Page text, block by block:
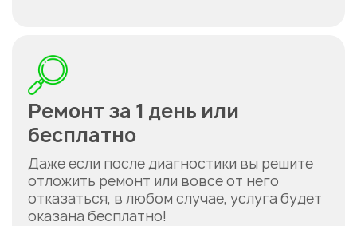
Ремонт за 1 день или
бесплатно
Даже если после диагностики вы решите
отложить ремонт или вовсе от него
отказаться, в любом случае, услуга будет
оказана бесплатно!
Укажите из какого вы
города
Астана